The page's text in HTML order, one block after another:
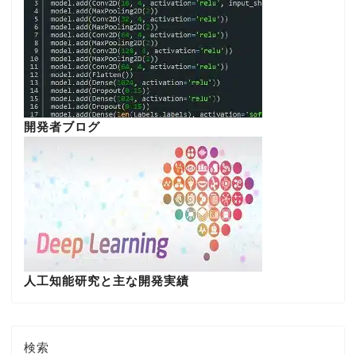
開発者ブログ
人工知能研究と主な開発実績
検索